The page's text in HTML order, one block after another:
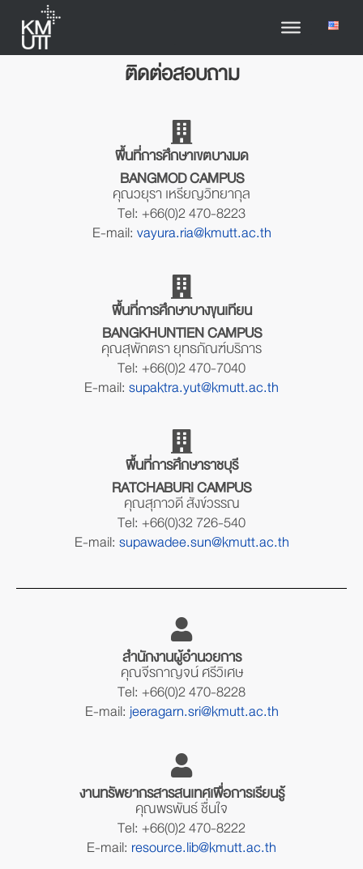
ติดต่อสอบถาม
พื้นที่การศึกษาเขตบางมด
BANGMOD CAMPUS
คุณวยุรา เหรียญวิทยากุล
Tel: +66(0)2 470-8223
E-mail: vayura.ria@kmutt.ac.th
พื้นที่การศึกษาบางขุนเทียน
BANGKHUNTIEN CAMPUS
คุณสุพักตรา ยุทธภัณฑ์บริภาร
Tel: +66(0)2 470-7040
E-mail: supaktra.yut@kmutt.ac.th
พื้นที่การศึกษาราชบุรี
RATCHABURI CAMPUS
คุณสุภาวดี สังข์วรรณ
Tel: +66(0)32 726-540
E-mail: supawadee.sun@kmutt.ac.th
สำนักงานผู้อำนวยการ
คุณจีรกาญจน์ ศรีวิเศษ
Tel: +66(0)2 470-8228
E-mail: jeeragarn.sri@kmutt.ac.th
งานทรัพยากรสารสนเทศเพื่อการเรียนรู้
คุณพรพันธ์ ชื่นใจ
Tel: +66(0)2 470-8222
E-mail: resource.lib@kmutt.ac.th